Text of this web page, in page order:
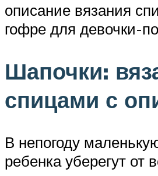
описание вязания
гофре для девочки-
Шапочки:
спицами с
В непогоду
ребенка уберегут от